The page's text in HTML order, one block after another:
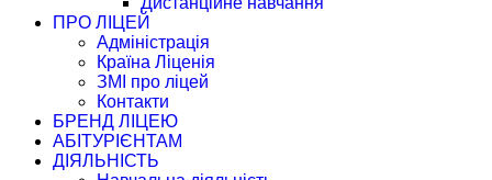
ПРО ЛІЦЕЙ
Адміністрація
Країна Ліценія
ЗМІ про ліцей
Контакти
БРЕНД ЛІЦЕЮ
АБІТУРІЄНТАМ
ДІЯЛЬНІСТЬ